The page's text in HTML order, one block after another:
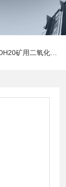
用二氧化氮测定器